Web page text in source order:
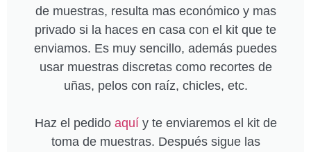
de muestras, resulta mas económico y mas
privado si la haces en casa con el kit que te
enviamos. Es muy sencillo, además puedes
usar muestras discretas como recortes de
uñas, pelos con raíz, chicles, etc.
Haz el pedido aquíy te enviaremos el kit de
toma de muestras. Después sigue las